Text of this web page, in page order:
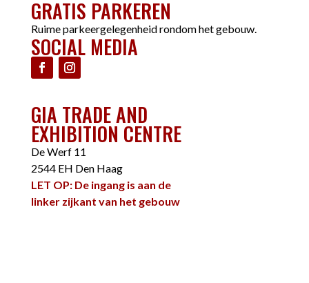
GRATIS PARKEREN
Ruime parkeergelegenheid rondom het gebouw.
SOCIAL MEDIA
GIA TRADE AND
EXHIBITION CENTRE
De Werf 11
2544 EH Den Haag
LET OP: De ingang is aan de
linker zijkant van het gebouw